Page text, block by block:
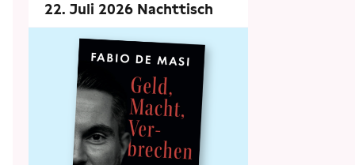
22. Juli 2026 Nachttisch